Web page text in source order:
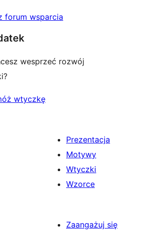
forum wsparcia
wesprzeć rozwój
wtyczkę
Prezentacja
Motywy
Wtyczki
Wzorce
Zaangażuj się